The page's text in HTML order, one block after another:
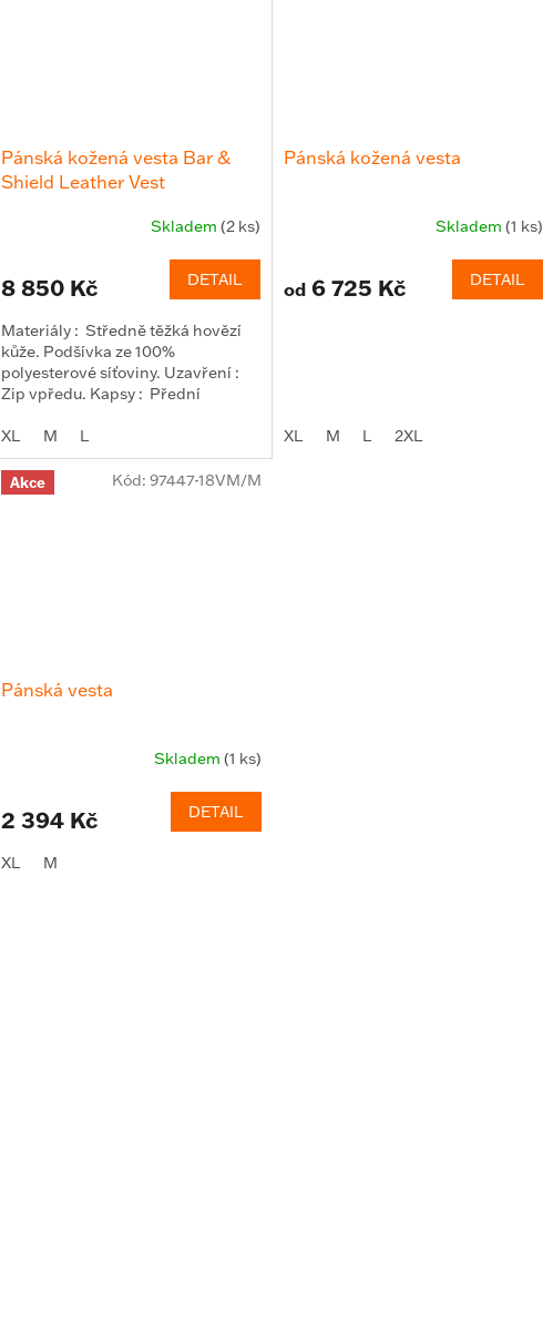
Pánská kožená vesta Bar &
Shield Leather Vest
Skladem (2 ks)
8 850 Kč DETAIL
Materiály : Středně těžká hovězí
kůže. Podšívka ze 100%
polyesterové síťoviny. Uzavření :
Zip vpředu. Kapsy : Přední
XL
M L
Pánská kožená vesta
Skladem (1 ks)
od 6 725 Kč DETAIL
XL M L 2XL
Akce
Pánská vesta
Skladem (1 ks)
2 394 Kč DETAIL
XL M
Kód: 97447-18VM/M